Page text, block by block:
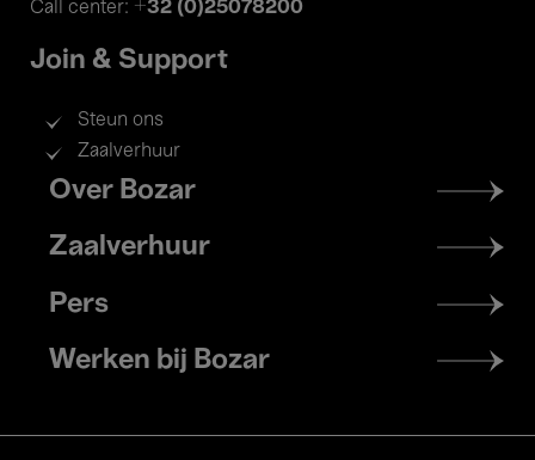
Call center: +32 (0)25078200
Join & Support
Steun ons
Zaalverhuur
Footer
menu
Over Bozar
Zaalverhuur
Pers
Werken bij Bozar